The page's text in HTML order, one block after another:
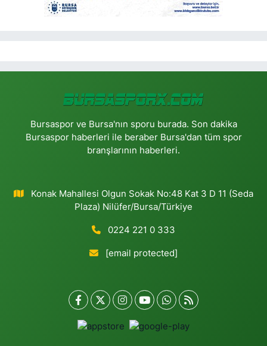
Bursaspor ve Bursa'nın sporu burada. Son dakika
Bursaspor haberleri ile beraber Bursa'dan tüm spor
branşlarının haberleri.
Konak Mahallesi Olgun Sokak No:48 Kat 3 D 11 (Seda
Plaza) Nilüfer/Bursa/Türkiye
0224 221 0 333
[email protected]